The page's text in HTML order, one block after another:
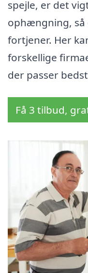
spejle, er det
ophængning,
fortjener. Her
forskellige
der passer
Få 3 tilbud,